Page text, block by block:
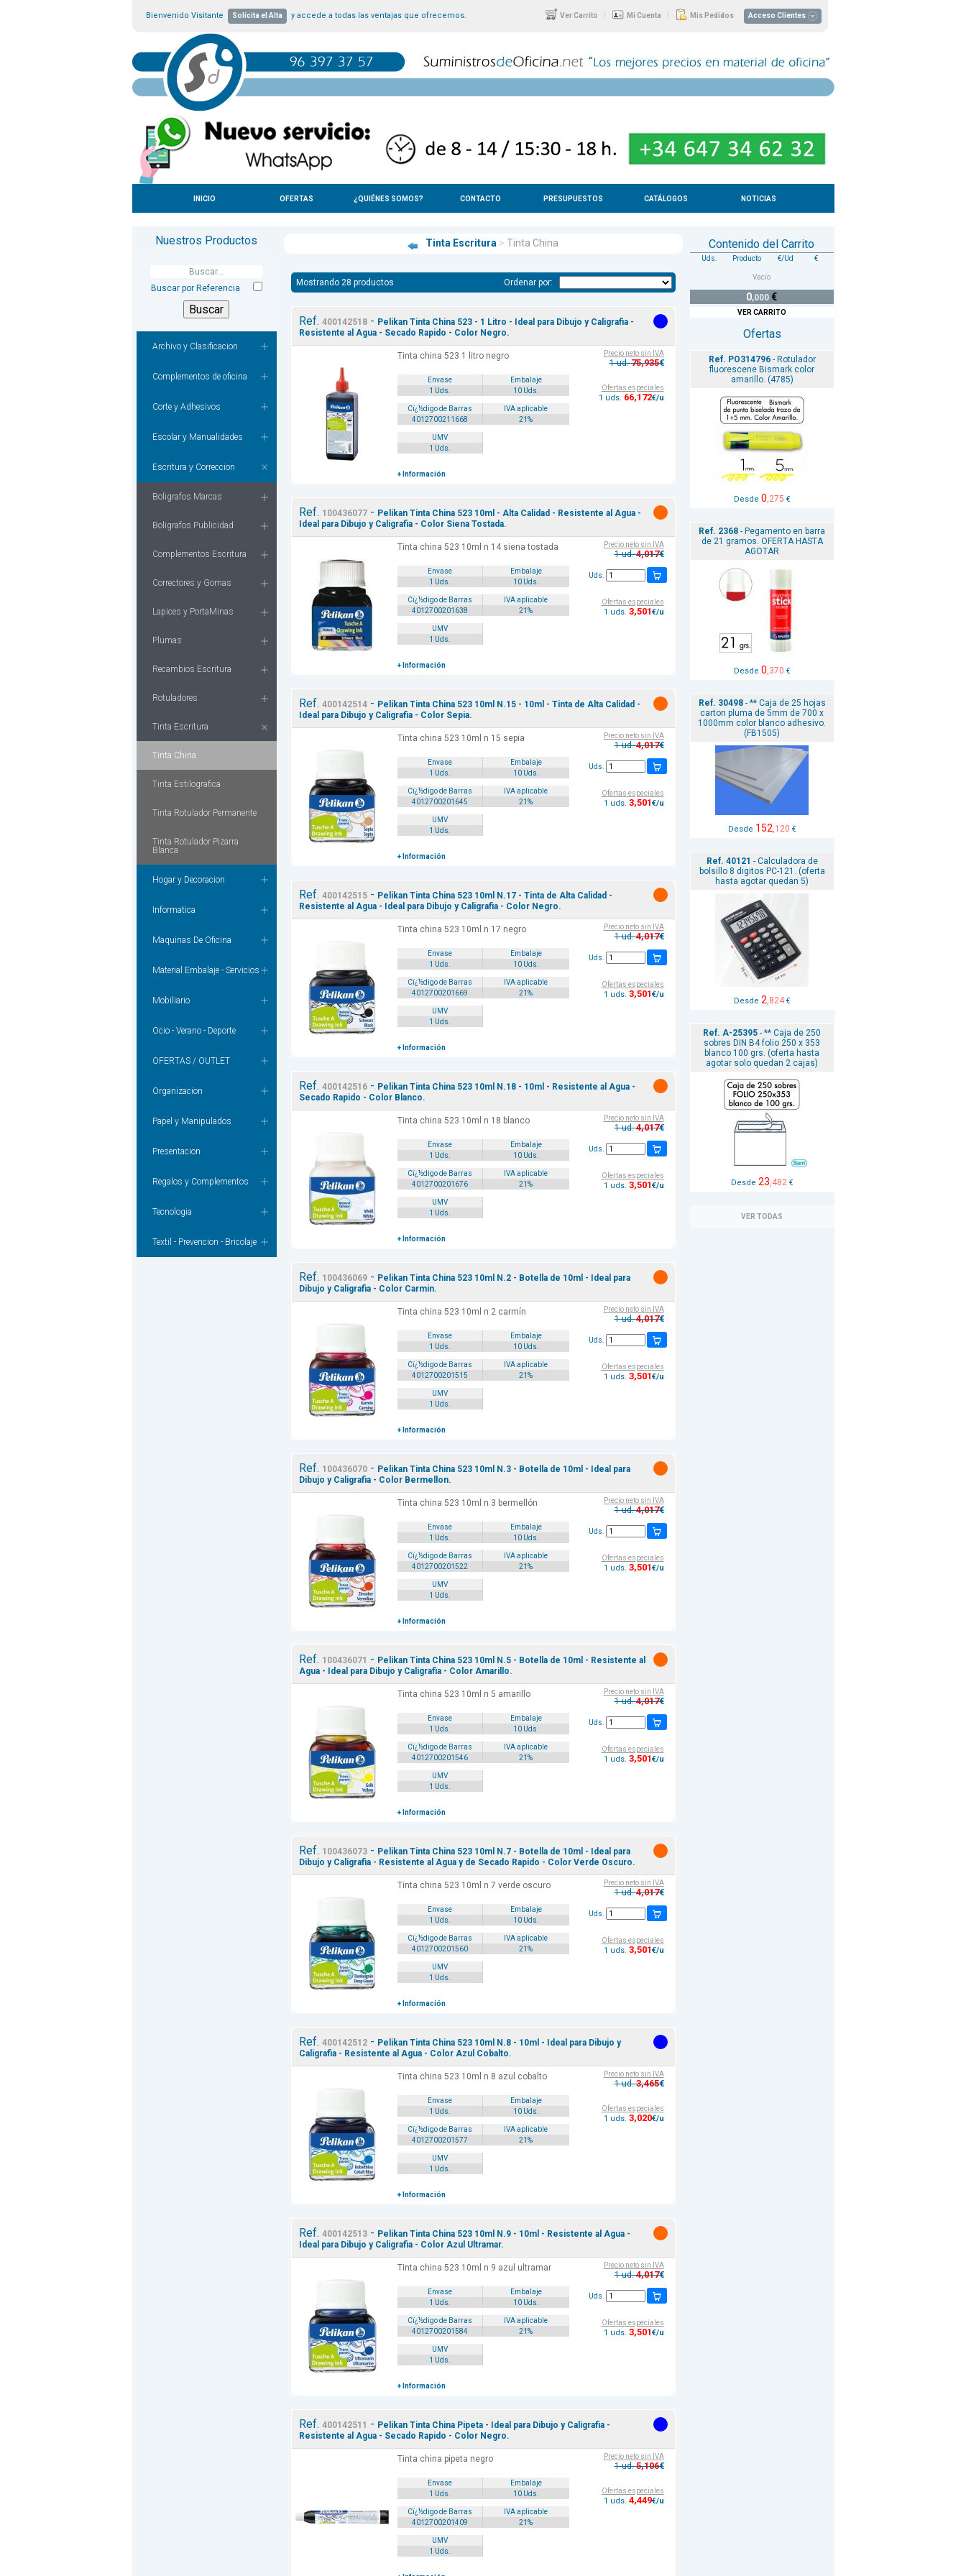
Bienvenido Visitante Solicita el Alta y accede a todas las ventajas que ofrecemos. Ver Carrito | Mi Cuenta | Mis Pedidos Acceso Clientes
INICIO OFERTAS ¿QUIÉNES SOMOS? CONTACTO PRESUPUESTOS CATÁLOGOS NOTICIAS
Nuestros Productos
Buscar por Referencia
Archivo y Clasificacion
Complementos de oficina
Corte y Adhesivos
Escolar y Manualidades
Escritura y Correccion
Boligrafos Marcas
Boligrafos Publicidad
Complementos Escritura
Correctores y Gomas
Lapices y PortaMinas
Plumas
Recambios Escritura
Rotuladores
Tinta Escritura
Tinta China
Tinta Estilografica
Tinta Rotulador Permanente
Tinta Rotulador Pizarra
Blanca
Hogar y Decoracion
Informatica
Maquinas De Oficina
Material Embalaje - Servicios
Mobiliario
Ocio - Verano - Deporte
OFERTAS / OUTLET
Organizacion
Papel y Manipulados
Presentacion
Regalos y Complementos
Tecnologia
Textil - Prevencion - Bricolaje
Tinta Escritura > Tinta China
Mostrando 28 productos Ordenar por:
Ref. 400142518- Pelikan Tinta China 523 - 1 Litro - Ideal para Dibujo y Caligrafia -
Resistente al Agua - Secado Rapido - Color Negro.
Tinta china 523 1 litro negro
Envase
Embalaje
1 Uds.
10 Uds.
Cï¿½digo de Barras
IVA aplicable
4012700211668
21%
UMV
1 Uds.
+ Información
Precio neto sin IVA
1 ud.75,935€
Ofertas especiales
1 uds. 66,172€/u
Ref. 100436077- Pelikan Tinta China 523 10ml - Alta Calidad - Resistente al Agua -
Ideal para Dibujo y Caligrafia - Color Siena Tostada.
Tinta china 523 10ml n 14 siena tostada
Envase
Embalaje
1 Uds.
10 Uds.
Cï¿½digo de Barras
IVA aplicable
4012700201638
21%
UMV
1 Uds.
+ Información
Precio neto sin IVA
1 ud.4,017€
Uds.
Ofertas especiales
1 uds. 3,501€/u
Ref. 400142514- Pelikan Tinta China 523 10ml N.15 - 10ml - Tinta de Alta Calidad -
Ideal para Dibujo y Caligrafia - Color Sepia.
Tinta china 523 10ml n 15 sepia
Envase
Embalaje
1 Uds.
10 Uds.
Cï¿½digo de Barras
IVA aplicable
4012700201645
21%
UMV
1 Uds.
+ Información
Precio neto sin IVA
1 ud.4,017€
Uds.
Ofertas especiales
1 uds. 3,501€/u
Ref. 400142515- Pelikan Tinta China 523 10ml N.17 - Tinta de Alta Calidad -
Resistente al Agua - Ideal para Dibujo y Caligrafia - Color Negro.
Tinta china 523 10ml n 17 negro
Envase
Embalaje
1 Uds.
10 Uds.
Cï¿½digo de Barras
IVA aplicable
4012700201669
21%
UMV
1 Uds.
+ Información
Precio neto sin IVA
1 ud.4,017€
Uds.
Ofertas especiales
1 uds. 3,501€/u
Ref. 400142516- Pelikan Tinta China 523 10ml N.18 - 10ml - Resistente al Agua -
Secado Rapido - Color Blanco.
Tinta china 523 10ml n 18 blanco
Envase
Embalaje
1 Uds.
10 Uds.
Cï¿½digo de Barras
IVA aplicable
4012700201676
21%
UMV
1 Uds.
+ Información
Precio neto sin IVA
1 ud.4,017€
Uds.
Ofertas especiales
1 uds. 3,501€/u
Ref. 100436069- Pelikan Tinta China 523 10ml N.2 - Botella de 10ml - Ideal para
Dibujo y Caligrafia - Color Carmin.
Tinta china 523 10ml n 2 carmín
Envase
Embalaje
1 Uds.
10 Uds.
Cï¿½digo de Barras
IVA aplicable
4012700201515
21%
UMV
1 Uds.
+ Información
Precio neto sin IVA
1 ud.4,017€
Uds.
Ofertas especiales
1 uds. 3,501€/u
Ref. 100436070- Pelikan Tinta China 523 10ml N.3 - Botella de 10ml - Ideal para
Dibujo y Caligrafia - Color Bermellon.
Tinta china 523 10ml n 3 bermellón
Envase
Embalaje
1 Uds.
10 Uds.
Cï¿½digo de Barras
IVA aplicable
4012700201522
21%
UMV
1 Uds.
+ Información
Precio neto sin IVA
1 ud.4,017€
Uds.
Ofertas especiales
1 uds. 3,501€/u
Ref. 100436071 - Pelikan Tinta China 523 10ml N.5 - Botella de 10ml - Resistente al
Agua - Ideal para Dibujo y Caligrafia - Color Amarillo.
Tinta china 523 10ml n 5 amarillo
Envase
Embalaje
1 Uds.
10 Uds.
Cï¿½digo de Barras
IVA aplicable
4012700201546
21%
UMV
1 Uds.
+ Información
Precio neto sin IVA
1 ud.4,017€
Uds.
Ofertas especiales
1 uds. 3,501€/u
Ref. 100436073- Pelikan Tinta China 523 10ml N.7 - Botella de 10ml - Ideal para
Dibujo y Caligrafia - Resistente al Agua y de Secado Rapido - Color Verde Oscuro.
Tinta china 523 10ml n 7 verde oscuro
Envase
Embalaje
1 Uds.
10 Uds.
Cï¿½digo de Barras
IVA aplicable
4012700201560
21%
UMV
1 Uds.
+ Información
Precio neto sin IVA
1 ud.4,017€
Uds.
Ofertas especiales
1 uds. 3,501€/u
Ref. 400142512- Pelikan Tinta China 523 10ml N.8 - 10ml - Ideal para Dibujo y
Caligrafia - Resistente al Agua - Color Azul Cobalto.
Tinta china 523 10ml n 8 azul cobalto
Envase
Embalaje
1 Uds.
10 Uds.
Cï¿½digo de Barras
IVA aplicable
4012700201577
21%
UMV
1 Uds.
+ Información
Precio neto sin IVA
1 ud.3,465€
Ofertas especiales
1 uds. 3,020€/u
Ref. 400142513- Pelikan Tinta China 523 10ml N.9 - 10ml - Resistente al Agua -
Ideal para Dibujo y Caligrafia - Color Azul Ultramar.
Tinta china 523 10ml n 9 azul ultramar
Envase
Embalaje
1 Uds.
10 Uds.
Cï¿½digo de Barras
IVA aplicable
4012700201584
21%
UMV
1 Uds.
+ Información
Precio neto sin IVA
1 ud.4,017€
Uds.
Ofertas especiales
1 uds. 3,501€/u
Ref. 400142511 - Pelikan Tinta China Pipeta - Ideal para Dibujo y Caligrafia -
Resistente al Agua - Secado Rapido - Color Negro.
Tinta china pipeta negro
Envase
Embalaje
1 Uds.
10 Uds.
Cï¿½digo de Barras
IVA aplicable
4012700201409
21%
UMV
1 Uds.
Precio neto sin IVA
1 ud.5,106€
Ofertas especiales
1 uds. 4,449€/u
Contenido del Carrito
Uds. Producto €/Ud €
Vacío
0,000 €
VER CARRITO
Ofertas
Ref. PO314796- Rotulador
fluorescene Bismark color
amarillo. (4785)
Desde 0,275 €
Ref. 2368 - Pegamento en barra
de 21 gramos. OFERTA HASTA
AGOTAR
Desde 0,370 €
Ref. 30498- ** Caja de 25 hojas
carton pluma de 5mm de 700 x
1000mm color blanco adhesivo.
(FB1505)
Desde 152,120 €
Ref. 40121 - Calculadora de
bolsillo 8 digitos PC-121. (oferta
hasta agotar quedan 5)
Desde 2,824€
Ref. A-25395 - ** Caja de 250
sobres DIN B4 folio 250 x 353
blanco 100 grs. (oferta hasta
agotar solo quedan 2 cajas)
Desde 23,482€
VER TODAS